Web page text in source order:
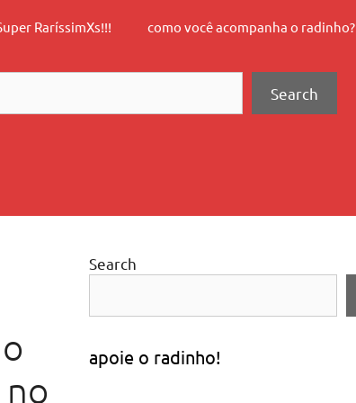
RaríssimXs!!! como você acompanha o radinho?
Search
Search
apoie o radinho!